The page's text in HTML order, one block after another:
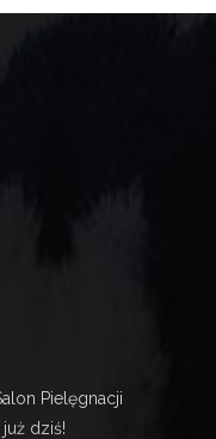
Pielęgnacji
dziś!